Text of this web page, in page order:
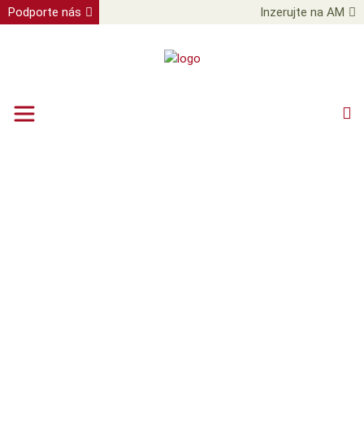
Podporte nás Inzerujte na AM